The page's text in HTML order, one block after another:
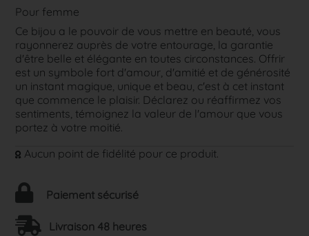
Pour femme
Ce bijou a le pouvoir de vous mettre en beauté, vous
rayonnerez auprès de votre entourage, la garantie
d'être belle et élégante en toutes circonstances. Offrir
est un symbole fort d'amour, d'amitié et de générosité
un instant magique, unique et beau, c'est à cet instant
que commence le plaisir. Déclarez ou réaffirmez vos
sentiments, témoignez la valeur de l'amour que vous
portez à votre moitié.
Aucun point de fidélité pour ce produit.
Paiement sécurisé
Livraison 48 heures